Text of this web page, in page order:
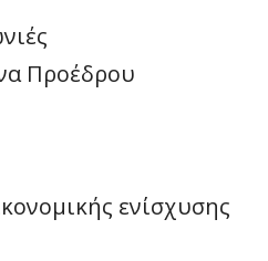
Προέδρου
ενίσχυσης